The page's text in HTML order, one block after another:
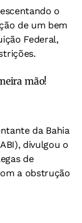
o
de um bem
Federal,
mão!
da Bahia
divulgou o
de
a obstrução